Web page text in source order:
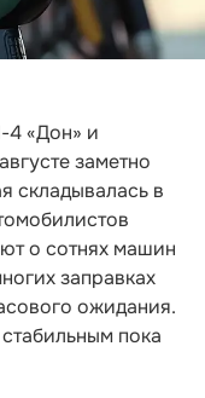
4 «Дон» и
заметно
складывалась в
о сотнях машин
заправках
ожидания.
пока